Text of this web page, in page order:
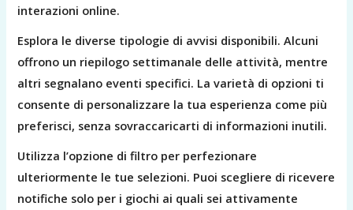
interazioni online.
Esplora le diverse tipologie di avvisi disponibili. Alcuni
offrono un riepilogo settimanale delle attività, mentre
altri segnalano eventi specifici. La varietà di opzioni ti
consente di personalizzare la tua esperienza come più
preferisci, senza sovraccaricarti di informazioni inutili.
Utilizza l’opzione di filtro per perfezionare
ulteriormente le tue selezioni. Puoi scegliere di ricevere
notifiche solo per i giochi ai quali sei attivamente